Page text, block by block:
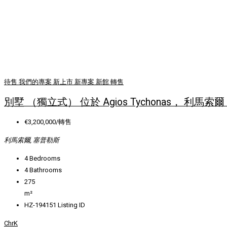
待售 我們的專案 新上市 新專案 新館 轉售
別墅 （獨立式） 位於 Agios Tychonas， 利馬索
€3,200,000/轉售
利馬索爾, 塞普勒斯
4Bedrooms
4Bathrooms
275
m²
HZ-194151 Listing ID
ChrK